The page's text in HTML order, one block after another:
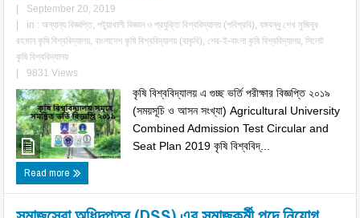
September 20, 2019
in :অন্যান্য বিজ্ঞপ্তি,পটুয়াখালী বিজ্ঞান ও প্রযুক্তি বিশ্ববিদ্যালয় (পবিপ্রবি),বঙ্গবন্ধু শেখ মুজিবুর
রহমান কৃষি বিশ্ববিদ্যালয়,বাংলাদেশ কৃষি বিশ্ববিদ্যালয় (বাকৃবি),শের-ই-বাংলা কৃষি বিশ্ববিদ্যালয়,সিলেট
কৃষি বিশ্ববিদ্যালয়
9831 Views
কৃষি বিশ্ববিদ্যালয় এ গুচ্ছ ভর্তি পরীক্ষার বিজ্ঞপ্তি ২০১৯
(সময়সূচি ও আসন সংখ্যা) Agricultural University
Combined Admission Test Circular and
Seat Plan 2019 কৃষি বিশ্ববিদ্...
Read more